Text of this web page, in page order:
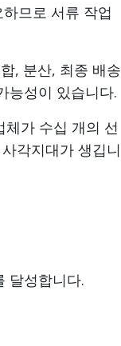
므로 서류 작업
, 분산, 최종 배송
능성이 있습니다.
가 수십 개의 선
각지대가 생깁니
달성합니다.